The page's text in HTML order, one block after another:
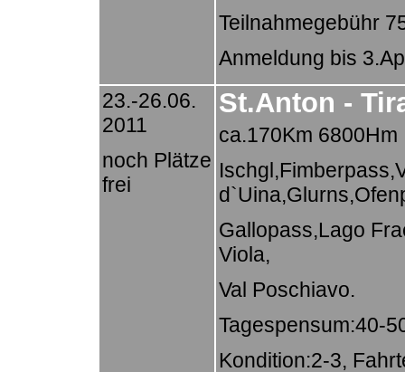
Teilnahmegebühr
Anmeldung bis
23.-26.06.
2011
noch Plätze
frei
St.Anton -
ca.170Km 6800Hm
Gallopass,Lago
Viola,
Val Poschiavo.
Tagespensum:40-
Kondition:2-3,